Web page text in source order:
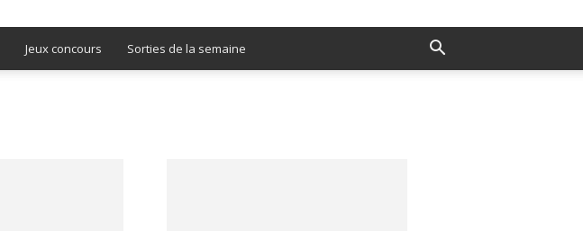
Jeux concours Sorties de la semaine